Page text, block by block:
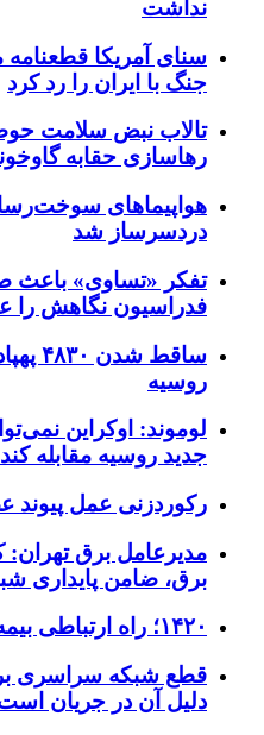
نداشت
سنای آمریکا قطعنامه
جنگ با ایران را رد کرد
تالاب نبض سلامت
رهاسازی حقابه
هواپیماهای
دردسرساز شد
تفکر «تساوی» باعث
فدراسیون نگاهش را
ساقط
روسیه
لوموند: اوکراین
جدید روسیه مقابله کند
رکوردزنی عمل پیوند
برق، ضامن پایداری
۱۴۲۰؛ راه ارتباطی بیمه شدگان تأمین‌اجتماعی
قطع شبکه سراسری
دلیل آن در جریان